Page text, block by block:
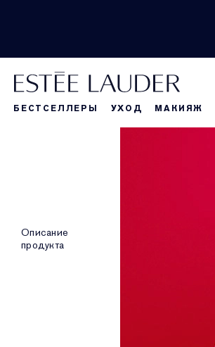
БЕСТСЕЛЛЕРЫ УХОД МАКИЯЖ
Описание
продукта